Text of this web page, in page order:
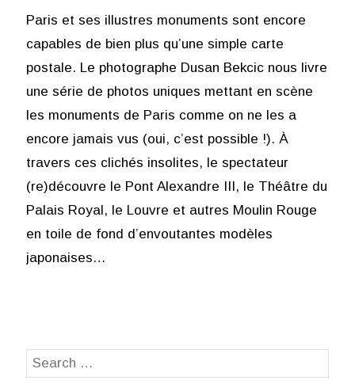
Paris et ses illustres monuments sont encore
capables de bien plus qu’une simple carte
postale. Le photographe Dusan Bekcic nous livre
une série de photos uniques mettant en scène
les monuments de Paris comme on ne les a
encore jamais vus (oui, c’est possible !). À
travers ces clichés insolites, le spectateur
(re)découvre le Pont Alexandre III, le Théâtre du
Palais Royal, le Louvre et autres Moulin Rouge
en toile de fond d’envoutantes modèles
japonaises…
Search